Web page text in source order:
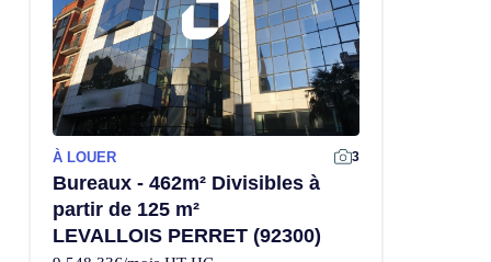
À LOUER 3
Bureaux - 462m² Divisibles à
partir de 125 m²
LEVALLOIS PERRET (92300)